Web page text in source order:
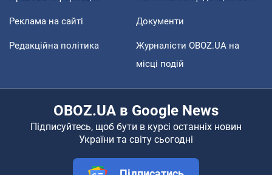
Реклама на сайті Документи
Редакційна політика
Журналісти OBOZ.UA на
місці подій
OBOZ.UA в Google News
Підписуйтесь, щоб бути в курсі останніх новин
України та світу сьогодні